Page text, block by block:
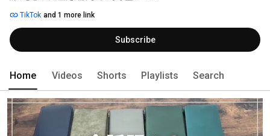
TikTok and 1 more link
Subscribe
Home Videos Shorts Playlists Search